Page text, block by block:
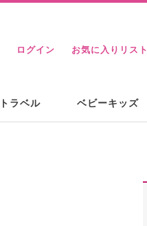
ログイン お気に入りリスト
トラベル ベビーキッズ